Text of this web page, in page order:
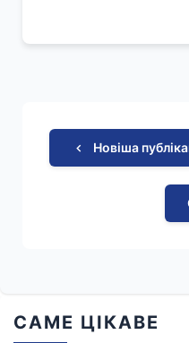
Новіша
САМЕ ЦІКАВЕ